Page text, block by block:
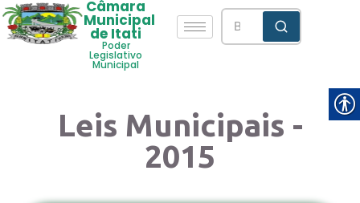
Câmara
Municipal
de Itati
Poder
Legislativo
Municipal
Leis Municipais -
2015